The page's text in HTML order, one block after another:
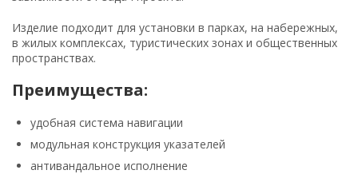
Изделие подходит для установки в парках, на набережных,
в жилых комплексах, туристических зонах и общественных
пространствах.
Преимущества:
удобная система навигации
модульная конструкция указателей
антивандальное исполнение